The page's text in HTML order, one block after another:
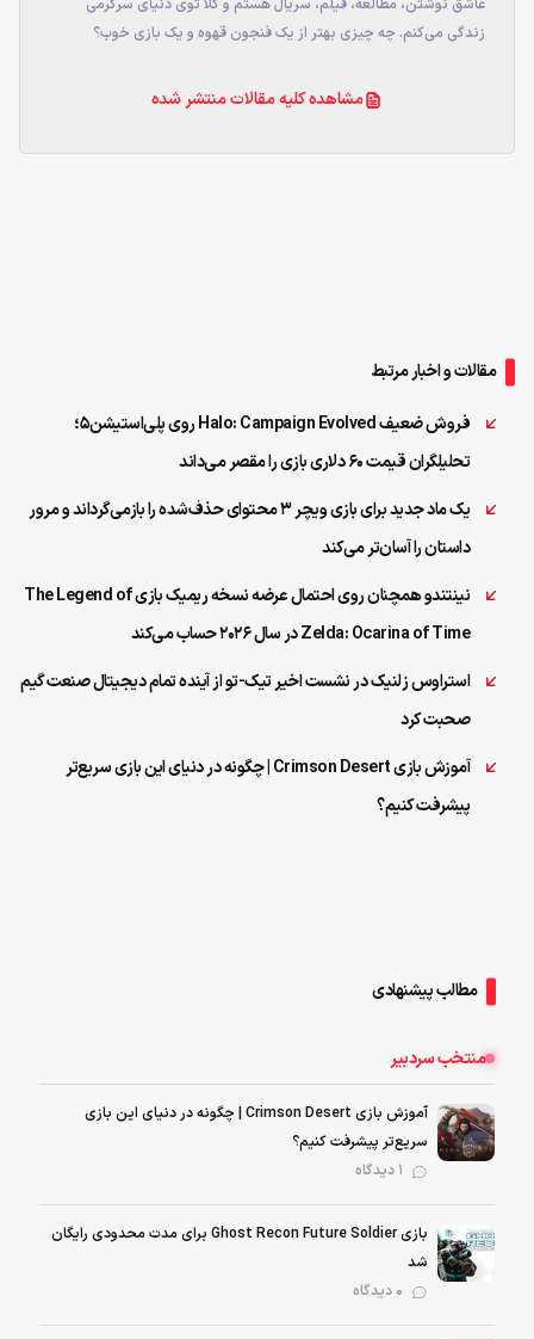
عاشق نوشتن، مطالعه، فیلم، سریال هستم و کلا توی دنیای سرگرمی
زندگی می‌کنم. چه چیزی بهتر از یک فنجون قهوه و یک بازی خوب؟
مشاهده کلیه مقالات منتشر شده
مقالات و اخبار مرتبط
فروش ضعیف Halo: Campaign Evolved روی پلی‌استیشن۵؛
تحلیلگران قیمت ۶۰ دلاری بازی را مقصر می‌داند
یک ماد جدید برای بازی ویچر ۳ محتوای حذف‌شده را بازمی‌گرداند و مرور
داستان را آسان‌تر می‌کند
نینتندو همچنان روی احتمال عرضه نسخه ریمیک بازی The Legend of
Zelda: Ocarina of Time در سال ۲۰۲۶ حساب می‌کند
استراوس زلنیک در نشست اخیر تیک-تو از آینده تمام دیجیتال صنعت گیم
صحبت کرد
آموزش بازی Crimson Desert | چگونه در دنیای این بازی سریع‌تر
پیشرفت کنیم؟
مطالب پیشنهادی
منتخب سردبیر
آموزش بازی Crimson Desert | چگونه در دنیای این بازی
سریع‌تر پیشرفت کنیم؟
بازی Ghost Recon Future Soldier برای مدت محدودی رایگان
شد